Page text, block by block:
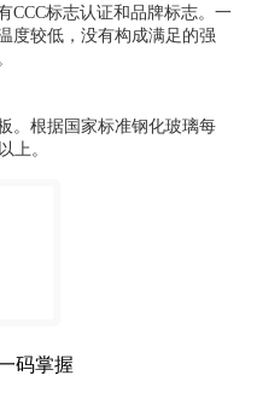
CCC标志认证和品牌标志。一
度较低，没有构成满足的强
。根据国家标准钢化玻璃每
上。
码掌握